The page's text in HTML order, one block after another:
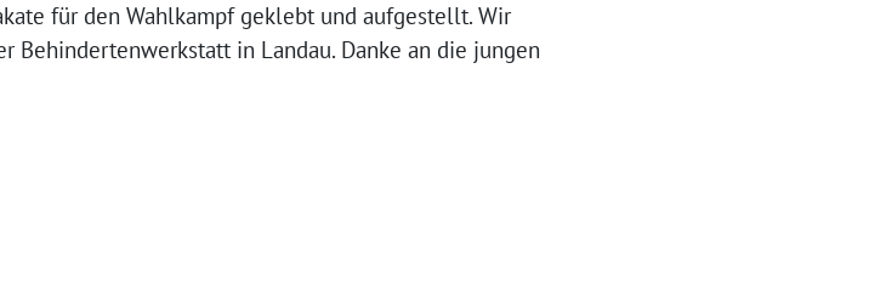
für den Wahlkampf geklebt und aufgestellt. Wir
Behindertenwerkstatt in Landau. Danke an die jungen